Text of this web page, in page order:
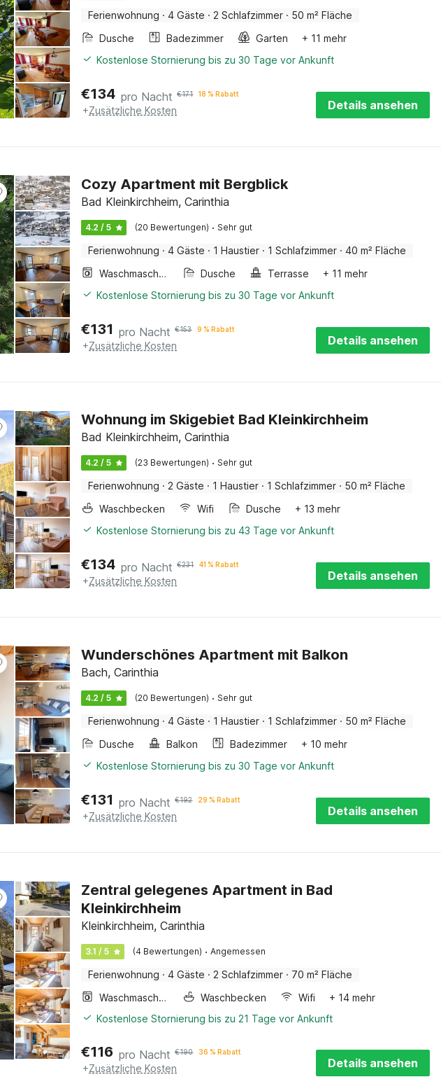
Ferienwohnung · 4 Gäste · 2 Schlafzimmer · 50 m² Fläche
Dusche
Badezimmer Garten
+ 11 mehr
Kostenlose Stornierung bis zu 30 Tage vor Ankunft
€134 pro Nacht €171 18 % Rabatt
+Zusätzliche Kosten Details ansehen
Cozy Apartment mit Bergblick
Bad Kleinkirchheim, Carinthia
4.2 / 5 (20 Bewertungen) · Sehr gut
Ferienwohnung · 4 Gäste · 1 Haustier · 1 Schlafzimmer · 40 m² Fläche
Waschmaschine
Dusche Terrasse
+ 11 mehr
Kostenlose Stornierung bis zu 30 Tage vor Ankunft
€131 pro Nacht €153 9 % Rabatt
+Zusätzliche Kosten Details ansehen
Wohnung im Skigebiet Bad Kleinkirchheim
Bad Kleinkirchheim, Carinthia
4.2 / 5 (23 Bewertungen) · Sehr gut
Ferienwohnung · 2 Gäste · 1 Haustier · 1 Schlafzimmer · 50 m² Fläche
Waschbecken
Wifi Dusche
+ 13 mehr
Kostenlose Stornierung bis zu 43 Tage vor Ankunft
€134 pro Nacht €231 41 % Rabatt
+Zusätzliche Kosten Details ansehen
Wunderschönes Apartment mit Balkon
Bach, Carinthia
4.2 / 5 (20 Bewertungen) · Sehr gut
Ferienwohnung · 4 Gäste · 1 Haustier · 1 Schlafzimmer · 50 m² Fläche
Dusche
Balkon Badezimmer
+ 10 mehr
Kostenlose Stornierung bis zu 30 Tage vor Ankunft
€131 pro Nacht €192 29 % Rabatt
+Zusätzliche Kosten Details ansehen
Zentral gelegenes Apartment in Bad
Kleinkirchheim
Kleinkirchheim, Carinthia
3.1 / 5 (4 Bewertungen) · Angemessen
Ferienwohnung · 4 Gäste · 2 Schlafzimmer · 70 m² Fläche
Waschmaschine
Waschbecken Wifi
+ 14 mehr
Kostenlose Stornierung bis zu 21 Tage vor Ankunft
€116 pro Nacht €190 36 % Rabatt
+Zusätzliche Kosten Details ansehen